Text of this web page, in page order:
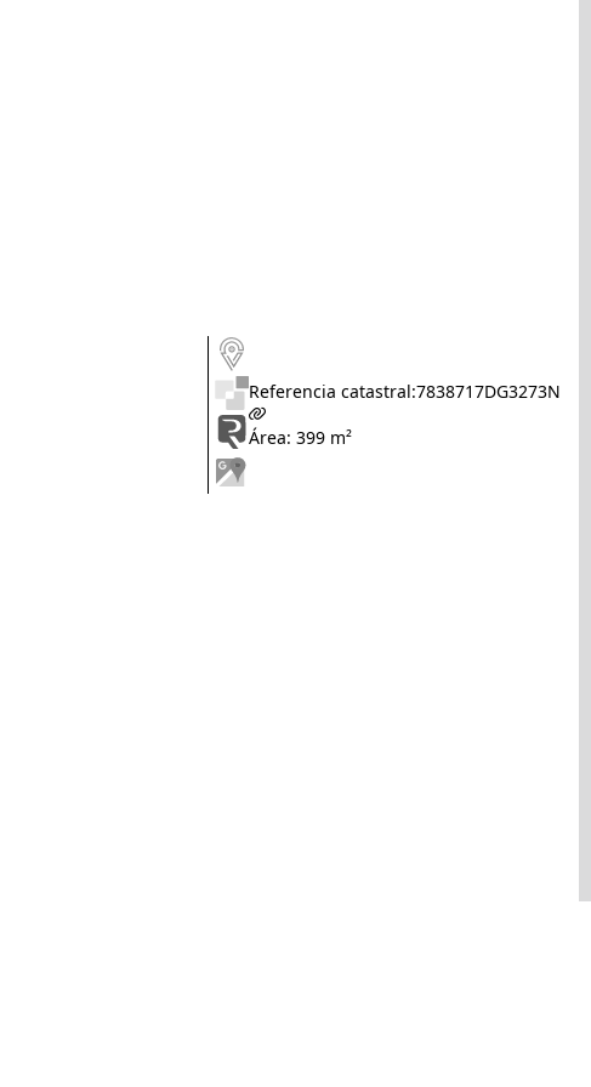
Referencia catastral:7838717DG3273N
Área: 399 m²